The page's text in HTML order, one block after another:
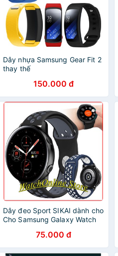
Dây nhựa Samsung Gear Fit 2
thay thế
150.000 đ
Dây đeo Sport SIKAI dành cho
Cho Samsung Galaxy Watch
Galaxy Watch Active ...
75.000 đ